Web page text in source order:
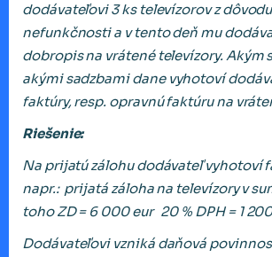
dodávateľovi 3 ks televízorov z
nefunkčnosti a v tento deň mu
dobropis na vrátené televízory. Akým
akými sadzbami dane vyhotoví
faktúry, resp. opravnú faktúru na
Riešenie:
Na prijatú zálohu dodávateľ vyhotoví
napr.: prijatá záloha na televízory v
toho ZD = 6 000 eur 20 % DPH = 1
Dodávateľovi vzniká daňová